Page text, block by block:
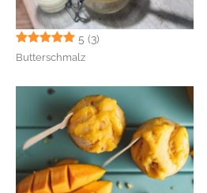
5 (3)
Butterschmalz